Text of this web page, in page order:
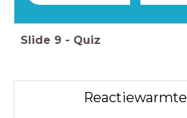
Slide 9 - Quiz
Reactiewarmte